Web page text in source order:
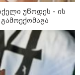
სრული
წევრი
უწოდეს - ის